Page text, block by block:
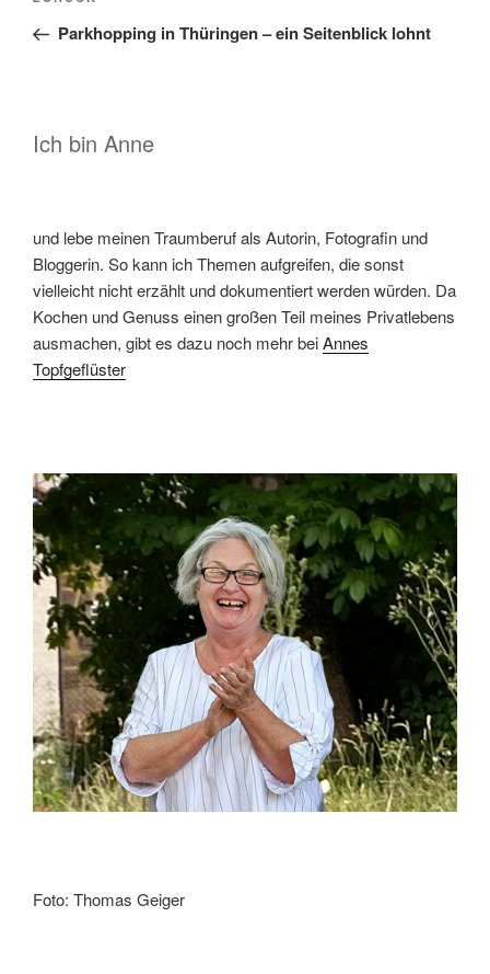
BeitragParkhopping in Thüringen – ein Seitenblick lohnt
Ich bin Anne
und lebe meinen Traumberuf als Autorin, Fotografin und
Bloggerin. So kann ich Themen aufgreifen, die sonst
vielleicht nicht erzählt und dokumentiert werden würden. Da
Kochen und Genuss einen großen Teil meines Privatlebens
ausmachen, gibt es dazu noch mehr beiAnnes
Topfgeflüster
Foto: Thomas Geiger